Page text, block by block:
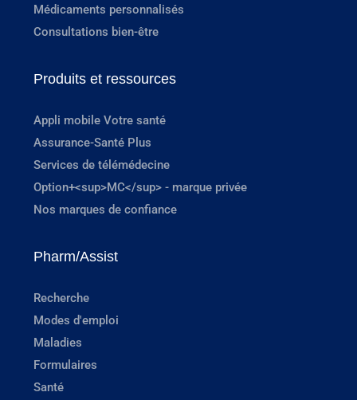
Médicaments personnalisés
Consultations bien-être
Produits et ressources
Appli mobile Votre santé
Assurance-Santé Plus
Services de télémédecine
Option+<sup>MC</sup> - marque privée
Nos marques de confiance
Pharm/Assist
Recherche
Modes d'emploi
Maladies
Formulaires
Santé